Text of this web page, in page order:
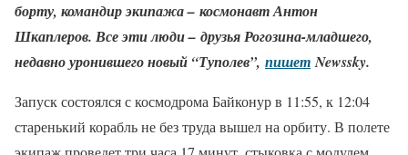
борту, командир экипажа – космонавт Антон
Шкаплеров. Все эти люди – друзья Рогозина-младшего,
недавно уронившего новый “Туполев”, пишетNewssky.
Запуск состоялся с космодрома Байконур в 11:55, к 12:04
старенький корабль не без труда вышел на орбиту. В полете